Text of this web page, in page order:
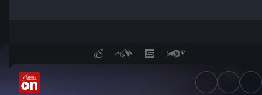
Schutz vor Gammastrahlen?